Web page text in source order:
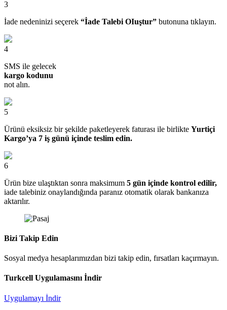
3
İade nedeninizi seçerek “İade Talebi OIuştur” butonuna tıklayın.
4
SMS ile gelecek
kargo kodunu
not alın.
5
Ürünü eksiksiz bir şekilde paketleyerek faturası ile birlikte Yurtiçi
Kargo’ya 7 iş günü içinde teslim edin.
6
Ürün bize ulaştıktan sonra maksimum 5 gün içinde kontrol edilir,
iade talebiniz onaylandığında paranız otomatik olarak bankanıza
aktarılır.
Bizi Takip Edin
Sosyal medya hesaplarımızdan bizi takip edin, fırsatları kaçırmayın.
Turkcell Uygulamasını İndir
Uygulamayı İndir